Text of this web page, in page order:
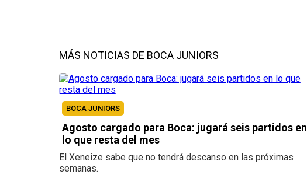
MÁS NOTICIAS DE BOCA JUNIORS
BOCA JUNIORS
Agosto cargado para Boca: jugará seis partidos en
lo que resta del mes
El Xeneize sabe que no tendrá descanso en las próximas
semanas.